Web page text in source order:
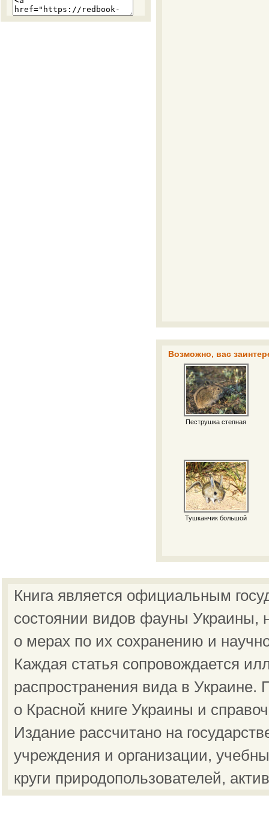
Возможно, вас
Пеструшка степная
Тушканчик большой
Книга является официальным
состоянии видов фауны Украины,
о мерах по их сохранению и
Каждая статья сопровождается
распространения вида в
о Красной книге Украины и
Издание рассчитано на
учреждения и организации,
круги природопользователей,